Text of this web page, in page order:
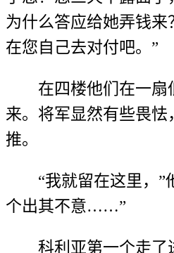
为什么答应给她弄钱来
在您自己去对付吧。”
在四楼他们在一扇
来。将军显然有些畏怯
推。
“我就留在这里，”
个出其不意……”
科利亚第一个走了